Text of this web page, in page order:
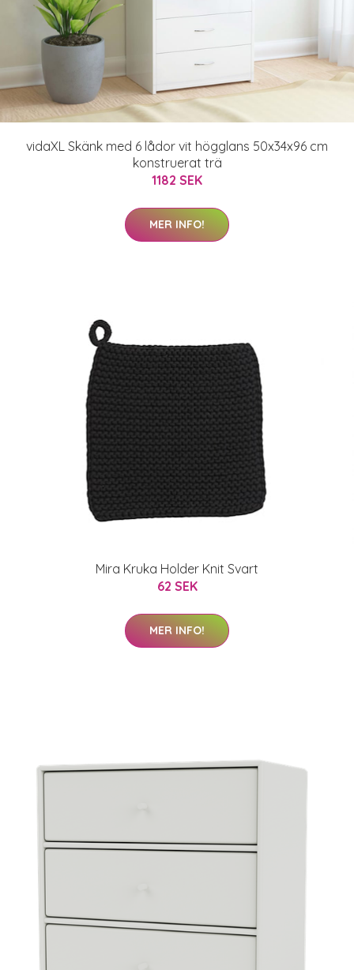
vidaXL Skänk med 6 lådor vit högglans 50x34x96 cm
konstruerat trä
1182 SEK
MER INFO!
Mira Kruka Holder Knit Svart
62 SEK
MER INFO!